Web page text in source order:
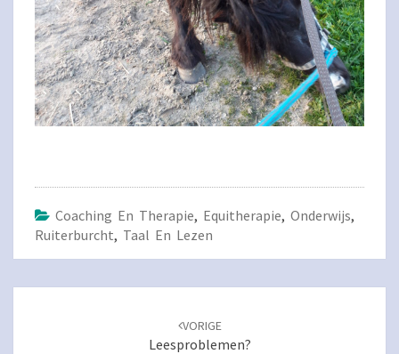
Coaching En Therapie, Equitherapie, Onderwijs,
Ruiterburcht, Taal En Lezen
VORIGE
Leesproblemen?